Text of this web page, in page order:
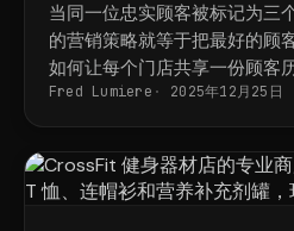
当同一位忠实顾客被标记为三
的营销策略就等于把最好的顾
如何让每个门店共享一份顾客
Fred Lumiere 2025年12月25日